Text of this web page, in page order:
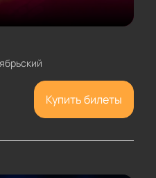
Купить билеты